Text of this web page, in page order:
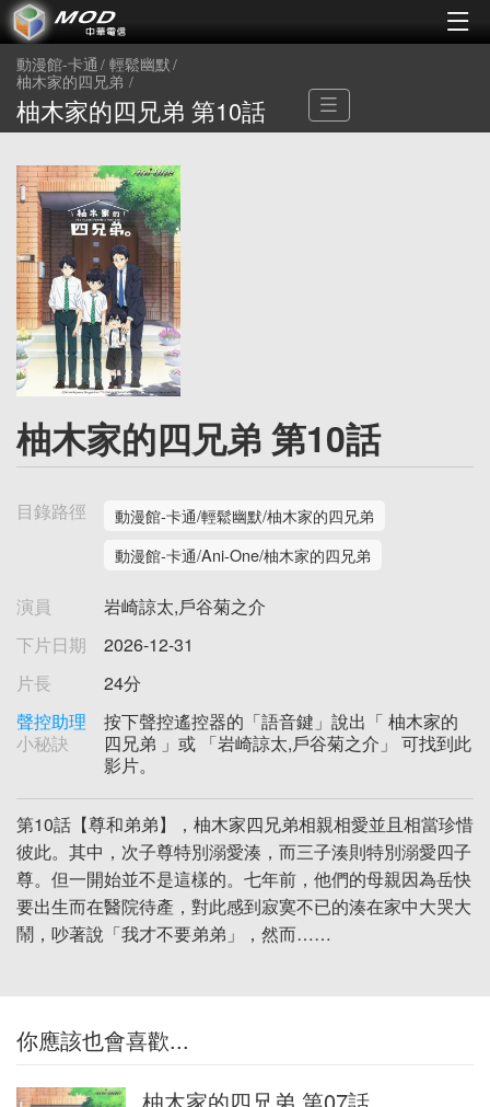
動漫館-卡通 輕鬆幽默
柚木家的四兄弟
柚木家的四兄弟 第10話
柚木家的四兄弟 第10話
目錄路徑
動漫館-卡通/輕鬆幽默/柚木家的四兄弟
動漫館-卡通/Ani-One/柚木家的四兄弟
演員
岩崎諒太,戶谷菊之介
下片日期
2026-12-31
片長
24分
聲控助理
小秘訣
按下聲控遙控器的「語音鍵」說出「 柚木家的
四兄弟 」或 「岩崎諒太,戶谷菊之介」 可找到此
影片。
第10話【尊和弟弟】，柚木家四兄弟相親相愛並且相當珍惜
彼此。其中，次子尊特別溺愛湊，而三子湊則特別溺愛四子
尊。但一開始並不是這樣的。七年前，他們的母親因為岳快
要出生而在醫院待產，對此感到寂寞不已的湊在家中大哭大
鬧，吵著說「我才不要弟弟」，然而……
你應該也會喜歡...